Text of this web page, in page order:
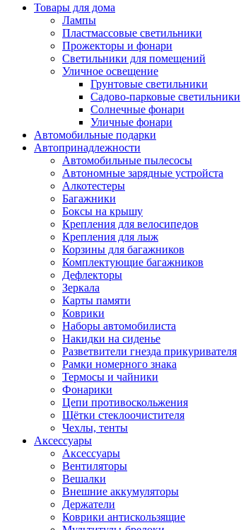
Товары для дома
Лампы
Пластмассовые светильники
Прожекторы и фонари
Светильники для помещений
Уличное освещение
Грунтовые светильники
Садово-парковые светильники
Солнечные фонари
Уличные фонари
Автомобильные подарки
Автопринадлежности
Автомобильные пылесосы
Автономные зарядные устройста
Алкотестеры
Багажники
Боксы на крышу
Крепления для велосипедов
Крепления для лыж
Корзины для багажников
Комплектующие багажников
Дефлекторы
Зеркала
Карты памяти
Коврики
Наборы автомобилиста
Накидки на сиденье
Разветвители гнезда прикуривателя
Рамки номерного знака
Термосы и чайники
Фонарики
Цепи противоскольжения
Щётки стеклоочистителя
Чехлы, тенты
Аксессуары
Аксессуары
Вентиляторы
Вешалки
Внешние аккумуляторы
Держатели
Коврики антискользящие